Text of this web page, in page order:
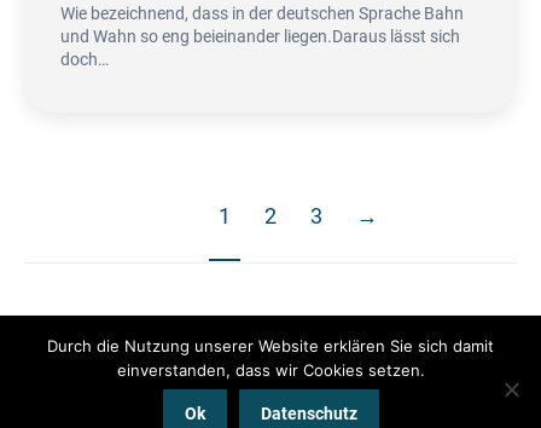
Wie bezeichnend, dass in der deutschen Sprache Bahn
und Wahn so eng beieinander liegen.Daraus lässt sich
doch…
1 2 3 →
© www.pendeln.mobi by Die Passagierin 2025 | Alle Rechte vorbehalten
Durch die Nutzung unserer Website erklären Sie sich damit
einverstanden, dass wir Cookies setzen.
Ok Datenschutz